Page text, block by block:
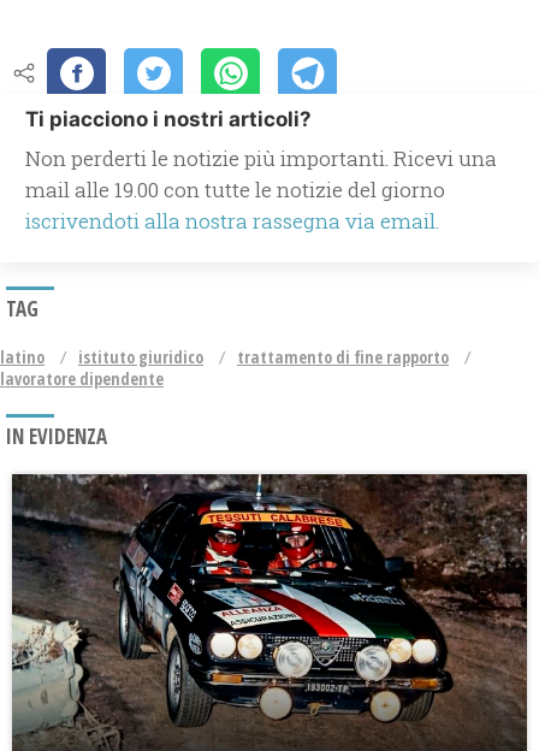
Ti piacciono i nostri articoli?
Non perderti le notizie più importanti. Ricevi una
mail alle 19.00 con tutte le notizie del giorno
iscrivendoti alla nostra rassegna via email.
TAG
latino istituto giuridico
trattamento di fine rapporto
lavoratore dipendente
IN EVIDENZA